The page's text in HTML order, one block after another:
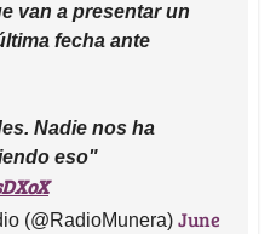
van a presentar un
fecha ante
Nadie nos ha
eso"
(@RadioMunera) June